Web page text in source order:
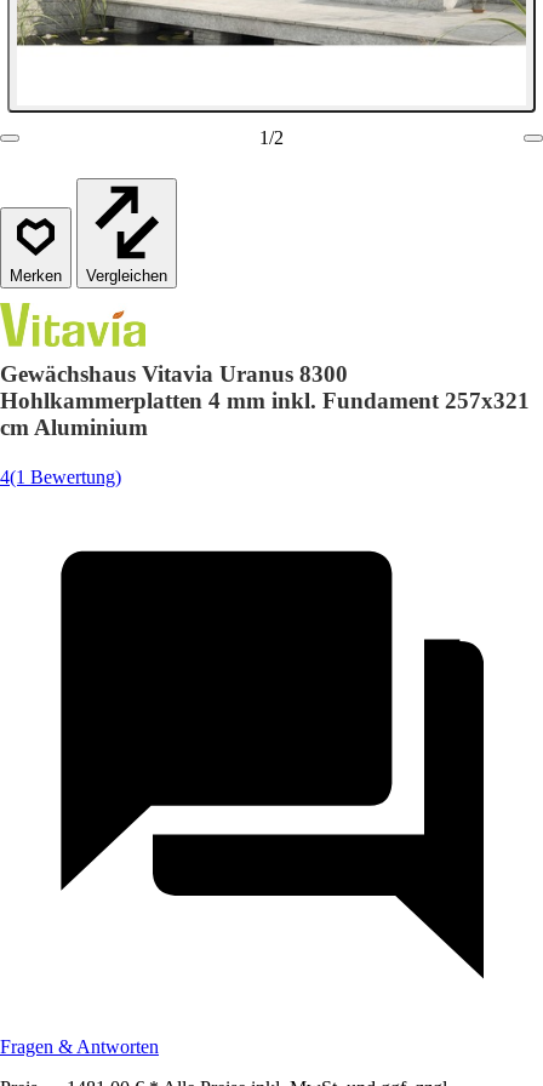
1/2
Vergleichen
Gewächshaus Vitavia Uranus 8300
Hohlkammerplatten 4 mm inkl. Fundament 257x321
cm Aluminium
4(1 Bewertung)
Fragen & Antworten